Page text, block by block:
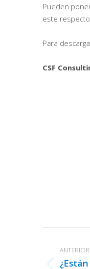
Pueden
este
Para
CSF
entre
ANTERIOR